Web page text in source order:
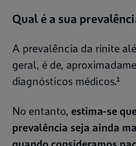
Qual é a sua
A prevalência da rinite
geral, é de,
diagnósticos médicos.¹
No entanto, estima-se
prevalência seja ainda